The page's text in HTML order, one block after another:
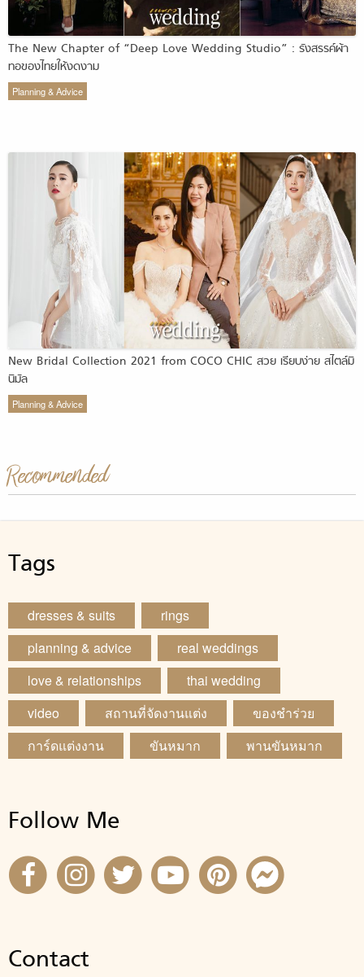
The New Chapter of “Deep Love Wedding Studio” : รังสรรค์ผ้า
ทอของไทยให้งดงาม
Planning & Advice
New Bridal Collection 2021 from COCO CHIC สวย เรียบง่าย สไตล์มิ
นิมัล
Planning & Advice
Recommended
Tags
dresses & suits
rings
planning & advice
real weddings
love & relationships
thai wedding
video
สถานที่จัดงานแต่ง
ของชำร่วย
การ์ดแต่งงาน
ขันหมาก พานขันหมาก
Follow Me
Contact